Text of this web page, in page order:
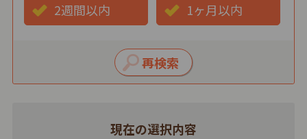
現在の選択内容
2週間以内 1ヶ月以内